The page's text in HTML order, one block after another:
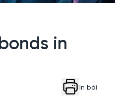
in
In bài